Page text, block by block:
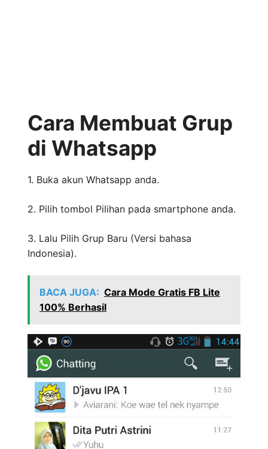
Cara Membuat Grup
di Whatsapp
1. Buka akun Whatsapp anda.
2. Pilih tombol Pilihan pada smartphone anda.
3. Lalu Pilih Grup Baru (Versi bahasa
Indonesia).
BACA JUGA: Cara Mode Gratis FB Lite
100% Berhasil